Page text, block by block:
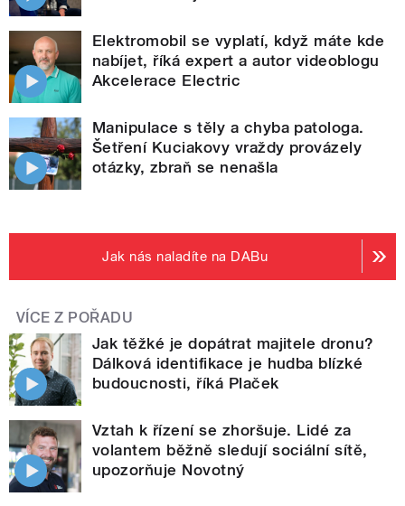
Elektromobil se vyplatí, když máte kde
nabíjet, říká expert a autor videoblogu
Akcelerace Electric
Manipulace s těly a chyba patologa.
Šetření Kuciakovy vraždy provázely
otázky, zbraň se nenašla
Jak nás naladíte na DABu
VÍCE Z POŘADU
Jak těžké je dopátrat majitele dronu?
Dálková identifikace je hudba blízké
budoucnosti, říká Plaček
Vztah k řízení se zhoršuje. Lidé za
volantem běžně sledují sociální sítě,
upozorňuje Novotný